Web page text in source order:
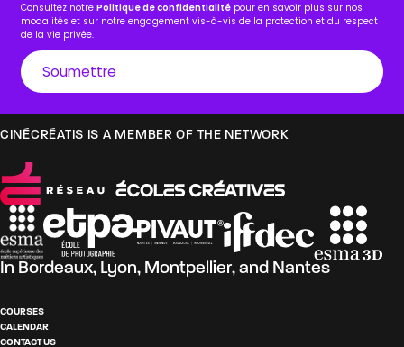
Consultez notrePolitique de confidentialité pour en savoir plus sur nos
modalités et sur notre engagement vis-à-vis de la protection et du respect
de la vie privée.
CINÉCRÉATIS IS A MEMBER OF THE NETWORK
In Bordeaux, Lyon, Montpellier, and Nantes
COURSES
CALENDAR
CONTACT US